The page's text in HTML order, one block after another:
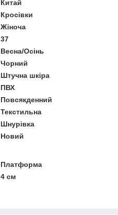
Китай
Кросівки
Жіноча
37
Весна/Осінь
Чорний
Штучна шкіра
ПВХ
Повсякденний
Текстильна
Шнурівка
Новий
Платформа
4 см